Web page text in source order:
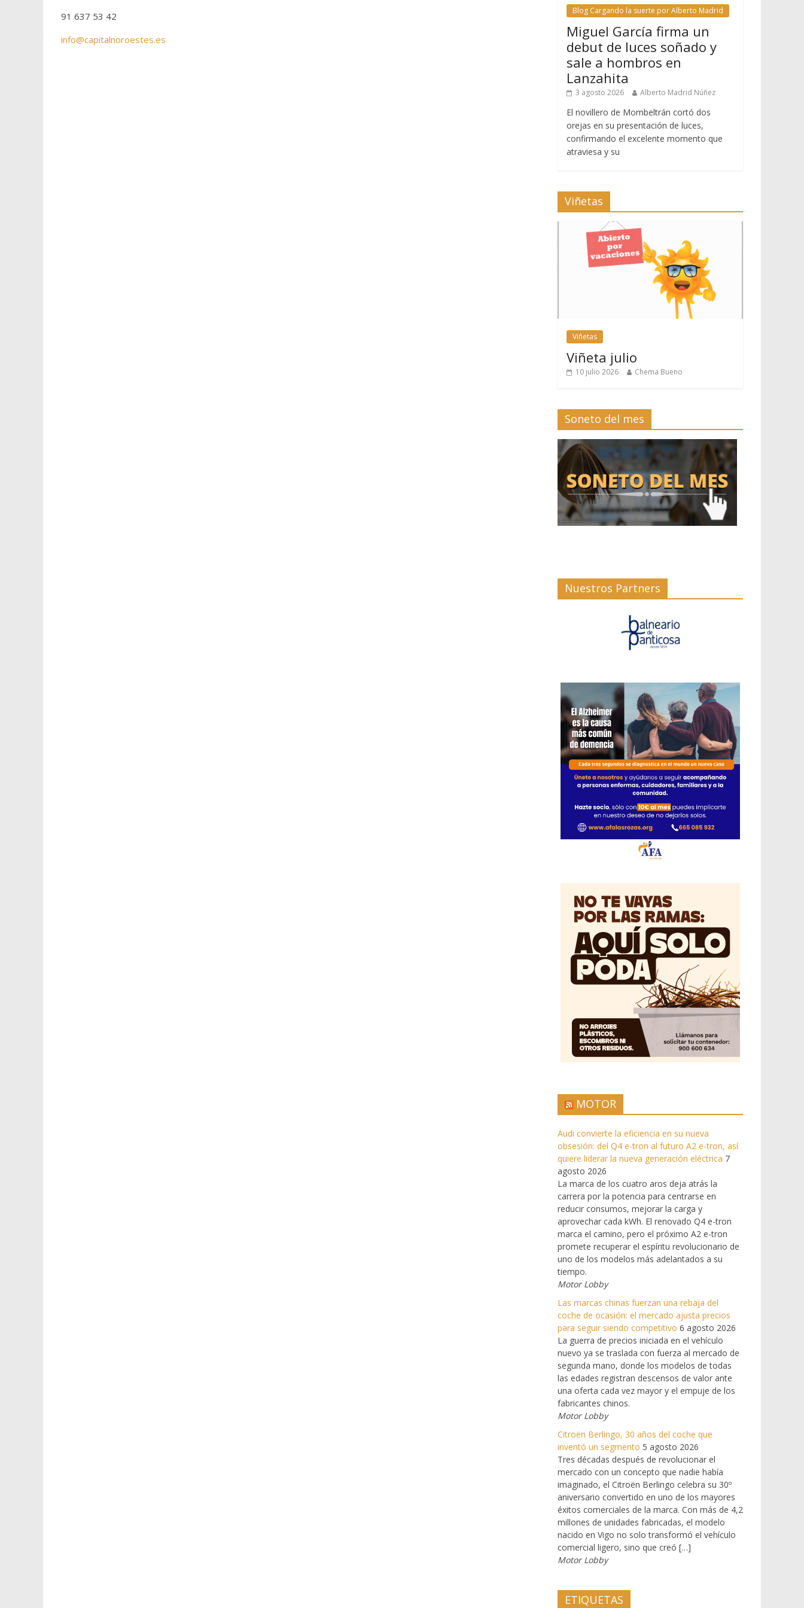
91 637 53 42
info@capitalnoroestes.es
Blog Cargando la suerte por Alberto Madrid
Miguel García firma un
debut de luces soñado y
sale a hombros en
Lanzahita
3 agosto 2026 Alberto Madrid Núñez
El novillero de Mombeltrán cortó dos
orejas en su presentación de luces,
confirmando el excelente momento que
atraviesa y su
Viñetas
Viñetas
Viñeta julio
10 julio 2026 Chema Bueno
Soneto del mes
Nuestros Partners
MOTOR
Audi convierte la eficiencia en su nueva
obsesión: del Q4 e-tron al futuro A2 e-tron, así
quiere liderar la nueva generación eléctrica 7
agosto 2026
La marca de los cuatro aros deja atrás la
carrera por la potencia para centrarse en
reducir consumos, mejorar la carga y
aprovechar cada kWh. El renovado Q4 e-tron
marca el camino, pero el próximo A2 e-tron
promete recuperar el espíritu revolucionario de
uno de los modelos más adelantados a su
tiempo.
Motor Lobby
Las marcas chinas fuerzan una rebaja del
coche de ocasión: el mercado ajusta precios
para seguir siendo competitivo 6 agosto 2026
La guerra de precios iniciada en el vehículo
nuevo ya se traslada con fuerza al mercado de
segunda mano, donde los modelos de todas
las edades registran descensos de valor ante
una oferta cada vez mayor y el empuje de los
fabricantes chinos.
Motor Lobby
Citroën Berlingo, 30 años del coche que
inventó un segmento 5 agosto 2026
Tres décadas después de revolucionar el
mercado con un concepto que nadie había
imaginado, el Citroën Berlingo celebra su 30º
aniversario convertido en uno de los mayores
éxitos comerciales de la marca. Con más de 4,2
millones de unidades fabricadas, el modelo
nacido en Vigo no solo transformó el vehículo
comercial ligero, sino que creó […]
Motor Lobby
ETIQUETAS